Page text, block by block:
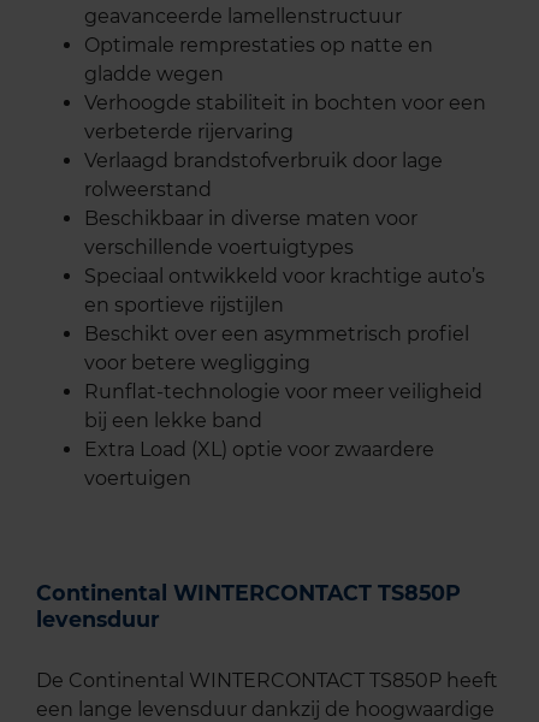
geavanceerde lamellenstructuur
Optimale remprestaties op natte en
gladde wegen
Verhoogde stabiliteit in bochten voor een
verbeterde rijervaring
Verlaagd brandstofverbruik door lage
rolweerstand
Beschikbaar in diverse maten voor
verschillende voertuigtypes
Speciaal ontwikkeld voor krachtige auto’s
en sportieve rijstijlen
Beschikt over een asymmetrisch profiel
voor betere wegligging
Runflat-technologie voor meer veiligheid
bij een lekke band
Extra Load (XL) optie voor zwaardere
voertuigen
Continental WINTERCONTACT TS850P
levensduur
De Continental WINTERCONTACT TS850P heeft
een lange levensduur dankzij de hoogwaardige